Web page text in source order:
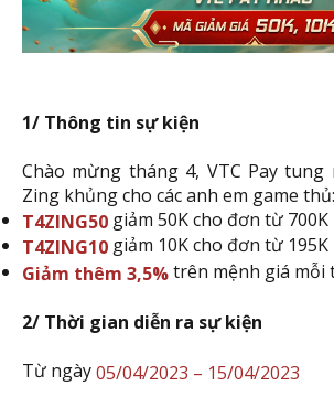
1/ Thông tin sự kiện
Chào mừng tháng 4, VTC Pay
Zing khủng cho các anh em game thủ:
T4ZING50 giảm 50K cho đơn từ 700K
T4ZING10 giảm 10K cho đơn từ 195K
Giảm thêm 3,5%trên mệnh giá mỗi
2/ Thời gian diễn ra sự kiện
Từ ngày05/04/2023 – 15/04/2023